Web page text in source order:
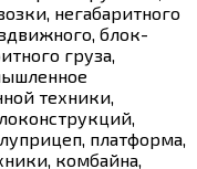
негабаритного
блок-
груза,
техники,
платформа,
комбайна,